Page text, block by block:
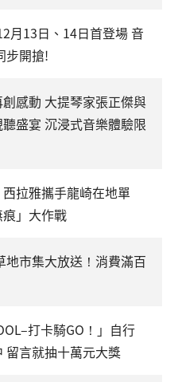
月13日、14日首登場 音
步開搶!
感動 大提琴家張正傑與
盛宴 沉浸式音樂體驗限
西拉雅攜手龍崎在地單
」大作戰
地市集大放送！消費滿百
打卡騎GO！」自行
留言就抽十萬元大獎